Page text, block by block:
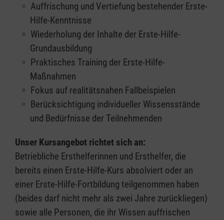
Auffrischung und Vertiefung bestehender Erste-
Hilfe-Kenntnisse
Wiederholung der Inhalte der Erste-Hilfe-
Grundausbildung
Praktisches Training der Erste-Hilfe-
Maßnahmen
Fokus auf realitätsnahen Fallbeispielen
Berücksichtigung individueller Wissensstände
und Bedürfnisse der Teilnehmenden
Unser Kursangebot richtet sich an:
Betriebliche Ersthelferinnen und Ersthelfer, die
bereits einen Erste-Hilfe-Kurs absolviert oder an
einer Erste-Hilfe-Fortbildung teilgenommen haben
(beides darf nicht mehr als zwei Jahre zurückliegen)
sowie alle Personen, die ihr Wissen auffrischen